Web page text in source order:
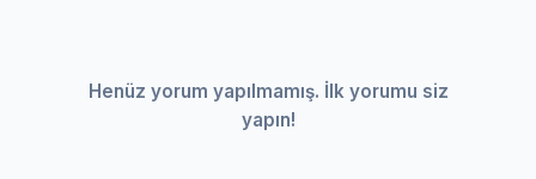
Henüz yorum yapılmamış. İlk yorumu siz
yapın!